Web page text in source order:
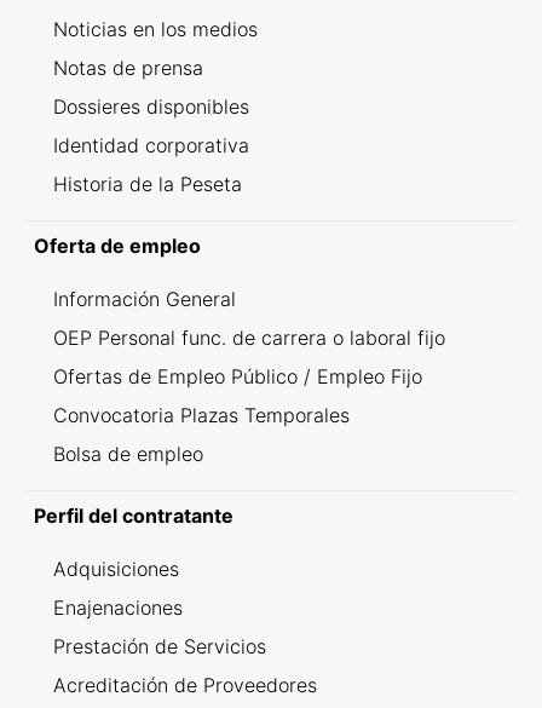
Noticias en los medios
Notas de prensa
Dossieres disponibles
Identidad corporativa
Historia de la Peseta
Oferta de empleo
Información General
OEP Personal func. de carrera o laboral fijo
Ofertas de Empleo Público / Empleo Fijo
Convocatoria Plazas Temporales
Bolsa de empleo
Perfil del contratante
Adquisiciones
Enajenaciones
Prestación de Servicios
Acreditación de Proveedores